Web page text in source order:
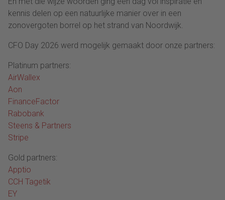
kennis delen op een natuurlijke manier over in een
zonovergoten borrel op het strand van Noordwijk.
CFO Day 2026 werd mogelijk gemaakt door onze partners:
Platinum partners:
AirWallex
Aon
FinanceFactor
Rabobank
Steens & Partners
Stripe
Gold partners:
Apptio
CCH Tagetik
EY